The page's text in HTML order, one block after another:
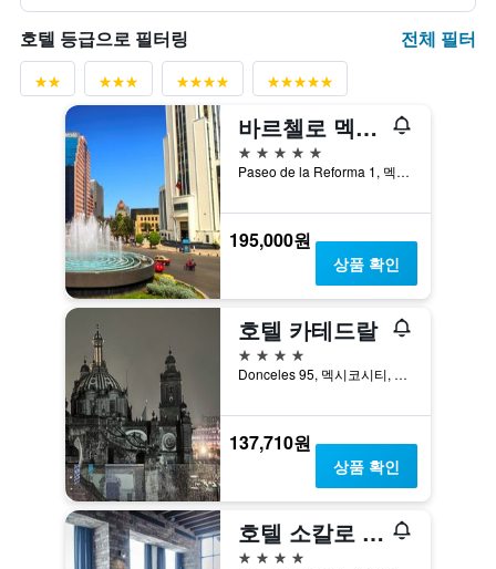
호텔 등급으로 필터링 전체 필터
바르첼로 멕시코 레포르마
5성급
Paseo de la Reforma 1, 멕시코시티, 디스트리토 페데랄, 멕시코
195,000원
상품 확인
호텔 카테드랄
4성급
Donceles 95, 멕시코시티, 디스트리토 페데랄, 멕시코
137,710원
상품 확인
호텔 소칼로 센트럴
4성급